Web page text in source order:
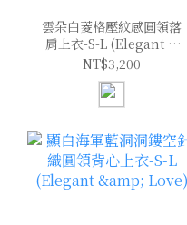
雲朵白菱格壓紋感圓領落
肩上衣-S-L (Elegant &
Love)
NT$3,200